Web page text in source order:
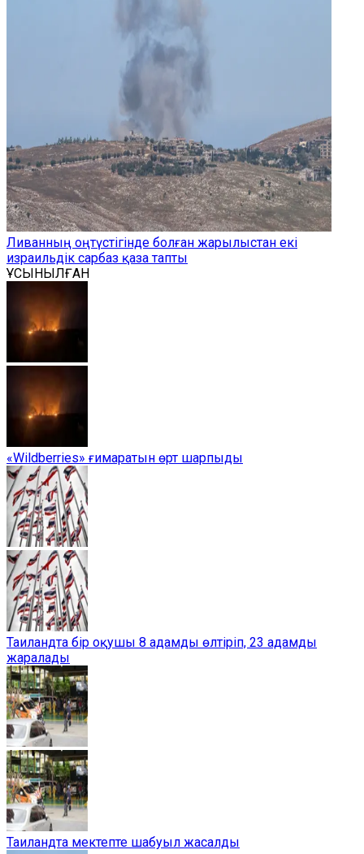
Ливанның оңтүстігінде болған жарылыстан екі
израильдік сарбаз қаза тапты
ҰСЫНЫЛҒАН
«Wildberries» ғимаратын өрт шарпыды
Таиландта бір оқушы 8 адамды өлтіріп, 23 адамды
жаралады
Таиландта мектепте шабуыл жасалды